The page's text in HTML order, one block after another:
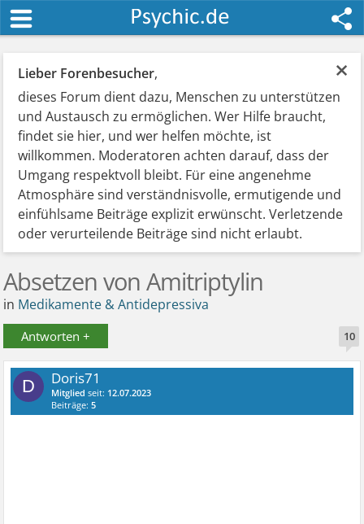
×
Lieber Forenbesucher,
dieses Forum dient dazu, Menschen zu unterstützen
und Austausch zu ermöglichen. Wer Hilfe braucht,
findet sie hier, und wer helfen möchte, ist
willkommen. Moderatoren achten darauf, dass der
Umgang respektvoll bleibt. Für eine angenehme
Atmosphäre sind verständnisvolle, ermutigende und
einfühlsame Beiträge explizit erwünscht. Verletzende
oder verurteilende Beiträge sind nicht erlaubt.
Absetzen von Amitriptylin
in Medikamente & Antidepressiva
Antworten + 10
D Doris71
Mitglied seit: 12.07.2023
Beiträge:5